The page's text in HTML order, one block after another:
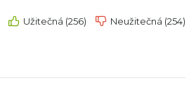
Užitečná (256) Neužitečná (254)